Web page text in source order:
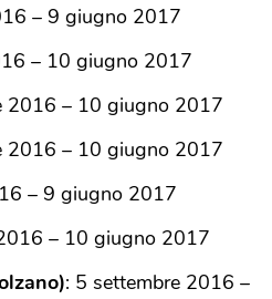
– 9 giugno 2017
– 10 giugno 2017
2016 – 10 giugno 2017
2016 – 10 giugno 2017
– 9 giugno 2017
– 10 giugno 2017
: 5 settembre 2016 –